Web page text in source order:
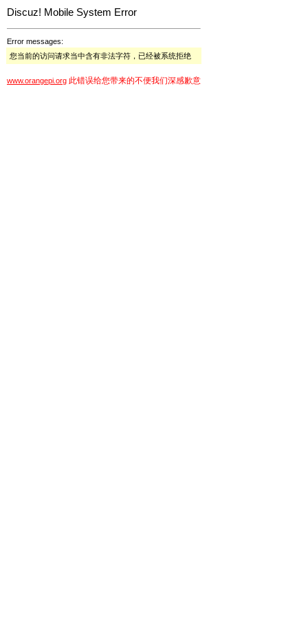
Discuz! Mobile System Error
Error messages:
您当前的访问请求当中含有非法字符，已经被系统拒绝
www.orangepi.org 此错误给您带来的不便我们深感歉意